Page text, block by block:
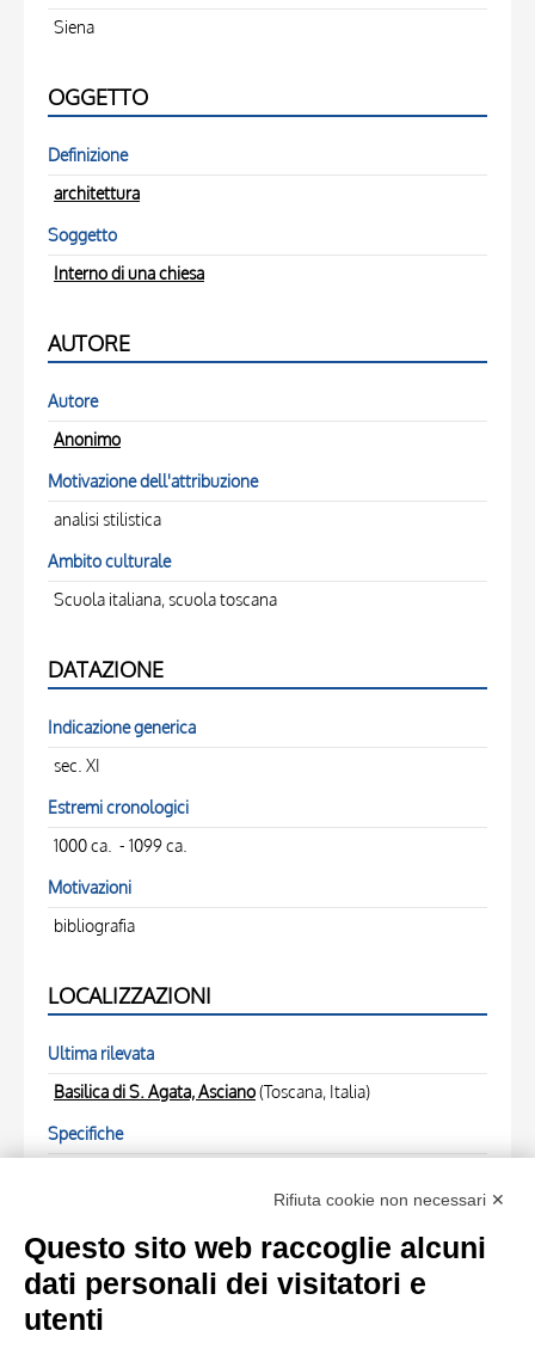
Siena
OGGETTO
Definizione
architettura
Soggetto
Interno di una chiesa
AUTORE
Autore
Anonimo
Motivazione dell'attribuzione
analisi stilistica
Ambito culturale
Scuola italiana, scuola toscana
DATAZIONE
Indicazione generica
sec. XI
Estremi cronologici
1000 ca. - 1099 ca.
Motivazioni
bibliografia
LOCALIZZAZIONI
Ultima rilevata
Basilica di S. Agata, Asciano(Toscana, Italia)
Specifiche
FOTO RELATIVE
Scheda foto
Anonimo , Asciano (SI), S. Agata
Rifiuta cookie non necessari ✕
Questo sito web raccoglie alcuni
dati personali dei visitatori e
utenti